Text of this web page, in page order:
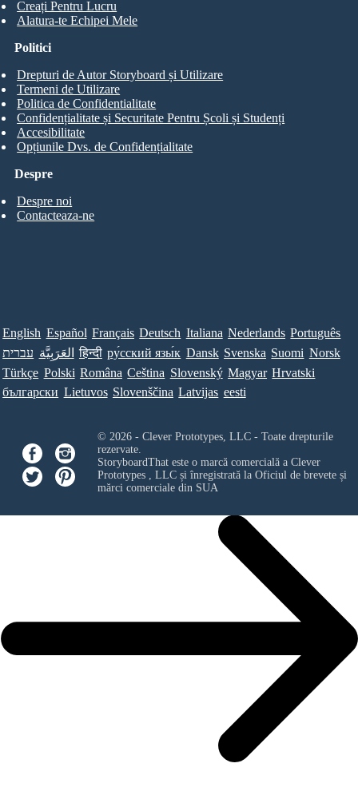
Creați Pentru Lucru
Alatura-te Echipei Mele
Despre
Despre noi
Contacteaza-ne
Politici
Drepturi de Autor Storyboard și Utilizare
Termeni de Utilizare
Politica de Confidentialitate
Confidențialitate și Securitate Pentru Școli și Studenți
Accesibilitate
Opțiunile Dvs. de Confidențialitate
English Español Français Deutsch Italiana Nederlands Português
עברית العَرَبِيَّة हिन्दी ру́сский язы́к Dansk Svenska Suomi Norsk
Türkçe Polski Româna Ceština Slovenský Magyar Hrvatski
български Lietuvos Slovenščina Latvijas eesti
© 2026 - Clever Prototypes, LLC - Toate drepturile
rezervate.
StoryboardThat este o marcă comercială a Clever
Prototypes , LLCși înregistrată la Oficiul de brevete și
mărci comerciale din SUA